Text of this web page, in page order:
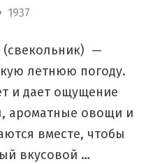
1937
(свекольник) —
летнюю погоду.
и дает ощущение
ароматные овощи и
вместе, чтобы
вкусовой …